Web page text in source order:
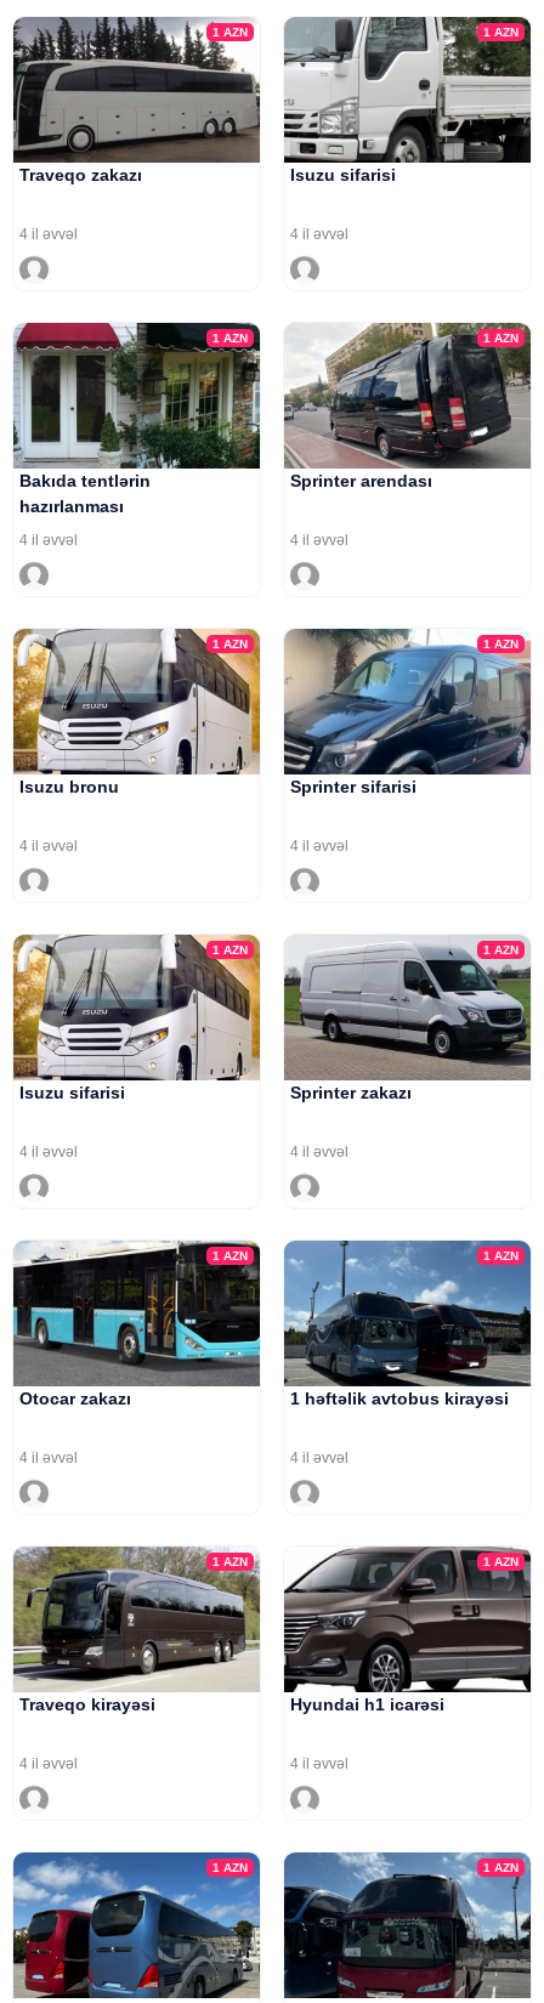
1AZN
Traveqo zakazı
4 il əvvəl
1 AZN
Isuzu sifarisi
4 il əvvəl
1AZN
Bakıda tentlərin
hazırlanması
4 il əvvəl
1 AZN
Sprinter arendası
4 il əvvəl
1AZN
Isuzu bronu
4 il əvvəl
1 AZN
Sprinter sifarisi
4 il əvvəl
1AZN
Isuzu sifarisi
4 il əvvəl
1 AZN
Sprinter zakazı
4 il əvvəl
1AZN
Otocar zakazı
4 il əvvəl
1 AZN
1 həftəlik avtobus kirayəsi
4 il əvvəl
1AZN
Traveqo kirayəsi
4 il əvvəl
1 AZN
Hyundai h1 icarəsi
4 il əvvəl
1AZN 1 AZN